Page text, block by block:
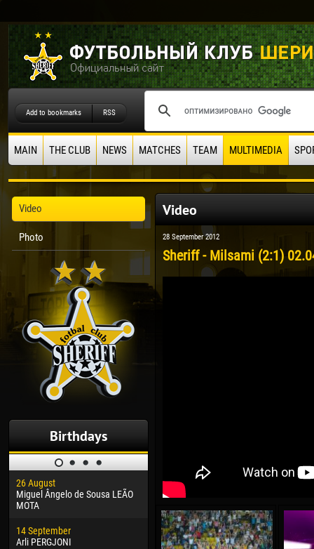
Add to bookmarks RSS
MAIN THE CLUB NEWS MATCHES TEAM MULTIMEDIA
Video
Photo
Birthdays
26 August
Miguel Ângelo de Sousa LEÃO
MOTA
14 September
Arli PERGJONI
30 January
Dhoraso Moreo KLAS
24 February
Vladislav COSTIN
04
13
Video
28 September 2012
Sheriff - Milsami (2:1)